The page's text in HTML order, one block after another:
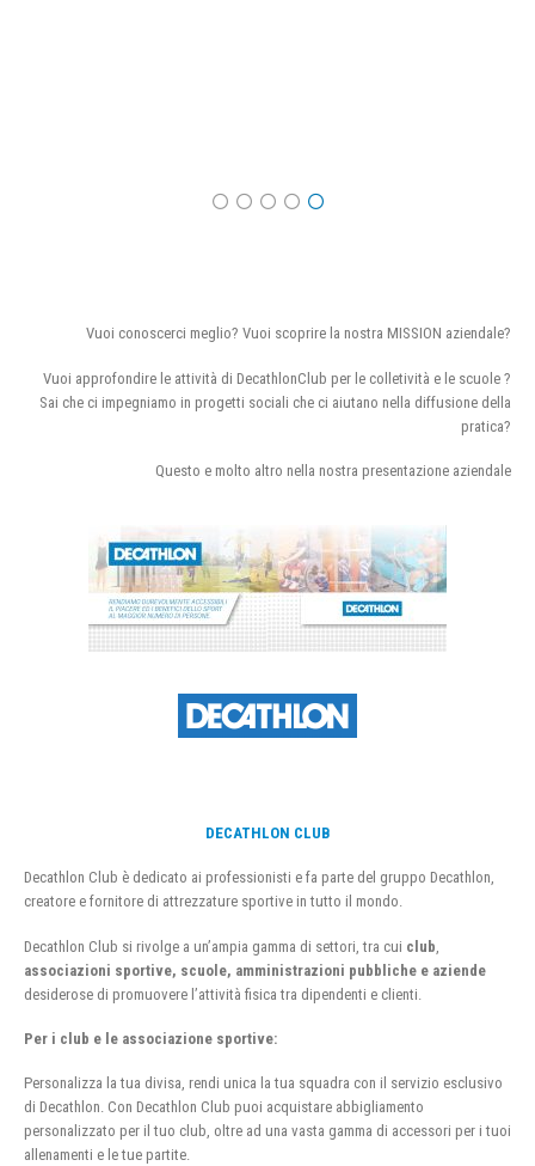
Vuoi conoscerci meglio? Vuoi scoprire la nostra MISSION aziendale?
Vuoi approfondire le attività di DecathlonClub per le colletività e le scuole ?
Sai che ci impegniamo in progetti sociali che ci aiutano nella diffusione della
pratica?
Questo e molto altro nella nostra presentazione aziendale
DECATHLON CLUB
Decathlon Club è dedicato ai professionisti e fa parte del gruppo Decathlon,
creatore e fornitore di attrezzature sportive in tutto il mondo.
Decathlon Club si rivolge a un’ampia gamma di settori, tra cui club
associazioni sportive, scuole, amministrazioni pubbliche e aziende
desiderose di promuovere l’attività fisica tra dipendenti e clienti.
Per i club e le associazione sportive:
Personalizza la tua divisa, rendi unica la tua squadra con il servizio esclusivo
di Decathlon. Con Decathlon Club puoi acquistare abbigliamento
personalizzato per il tuo club, oltre ad una vasta gamma di accessori per i tuoi
allenamenti e le tue partite.